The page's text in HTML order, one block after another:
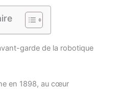
garde de la robotique
en 1898, au cœur